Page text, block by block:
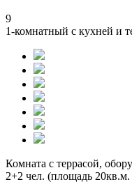
9
1-комнатный с кухней и
Комната с террасой,
2+2 чел. (площадь 20кв.м.